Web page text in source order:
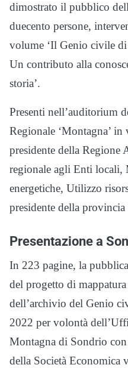
dimostrato il pubblico
duecento persone,
volume ‘Il Genio civile
Un contributo alla
storia’.
Presenti nell’auditorium
Regionale ‘Montagna’
presidente della Regione
regionale agli Enti locali,
energetiche, Utilizzo
presidente della
Presentazione a
In 223 pagine, la
del progetto di
dell’archivio del Genio
2022 per volontà
Montagna di Sondrio
della Società Economica